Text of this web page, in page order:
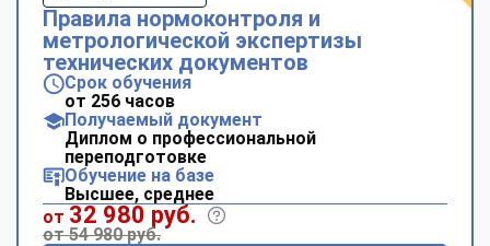
Правила нормоконтроля и
метрологической экспертизы
технических документов
Срок обучения
от 256 часов
Получаемый документ
Диплом о профессиональной
переподготовке
Обучение на базе
Высшее, среднее
от 32 980 руб.
от 54 980 руб.